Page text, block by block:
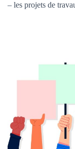
– les projets de